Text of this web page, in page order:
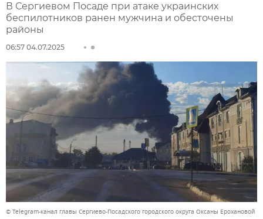
В Сергиевом Посаде при атаке украинских
беспилотников ранен мужчина и обесточены
районы
06:57 04.07.2025
© Telegram-канал главы Сергиево-Посадского городского округа Оксаны Ерохановой